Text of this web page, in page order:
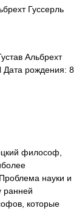
Гуссерль
Альбрехт
Дата рождения: 8
философ,
науки и
ранней
которые